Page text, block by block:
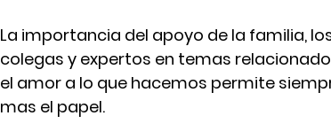
La importancia del apoyo de la familia,
colegas y expertos en temas
el amor a lo que hacemos permite
mas el papel.